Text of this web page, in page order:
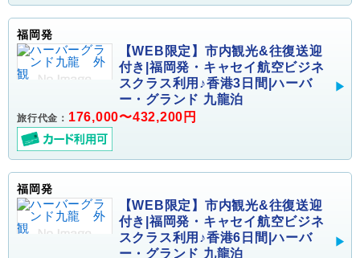
福岡発
【WEB限定】市内観光&往復送迎
付き|福岡発・キャセイ航空ビジネ
スクラス利用♪香港3日間|ハーバ
ー・グランド 九龍泊
旅行代金： 176,000〜432,200円
福岡発
【WEB限定】市内観光&往復送迎
付き|福岡発・キャセイ航空ビジネ
スクラス利用♪香港6日間|ハーバ
ー・グランド 九龍泊